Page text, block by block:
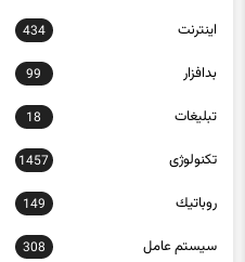
اينترنت 434
بدافزار 99
تبلیغات 18
تکنولوژی 1457
روباتيك 149
سيستم عامل 308